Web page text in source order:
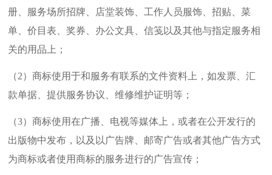
册、服务场所招牌、店堂装饰、工作人员服饰、招贴、菜
单、价目表、奖券、办公文具、信笺以及其他与指定服务相
关的用品上；
（2）商标使用于和服务有联系的文件资料上，如发票、汇
款单据、提供服务协议、维修维护证明等；
（3）商标使用在广播、电视等媒体上，或者在公开发行的
出版物中发布，以及以广告牌、邮寄广告或者其他广告方式
为商标或者使用商标的服务进行的广告宣传；